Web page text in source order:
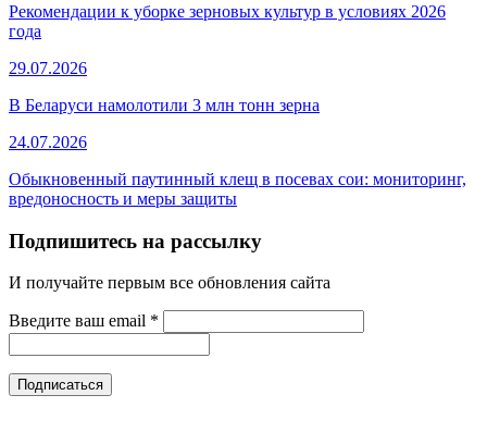
Рекомендации к уборке зерновых культур в условиях 2026
года
29.07.2026
В Беларуси намолотили 3 млн тонн зерна
24.07.2026
Обыкновенный паутинный клещ в посевах сои: мониторинг,
вредоносность и меры защиты
Подпишитесь на рассылку
И получайте первым все обновления сайта
Введите ваш email *